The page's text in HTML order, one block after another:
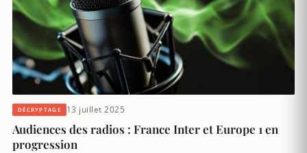
DÉCRYPTAGE 13 juillet 2025
Audiences des radios : France Inter et Europe 1 en
progression